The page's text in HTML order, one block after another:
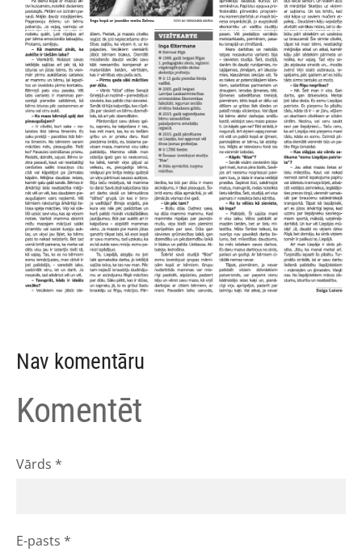
Nav komentāru
Komentēt
Vārds *
E-pasts *